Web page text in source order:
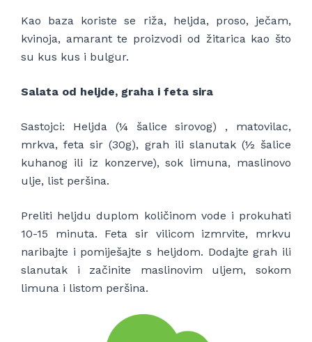
Kao baza koriste se riža, heljda, proso, ječam,
kvinoja, amarant te proizvodi od žitarica kao što
su kus kus i bulgur.
Salata od heljde, graha i feta sira
Sastojci: Heljda (¼ šalice sirovog) , matovilac,
mrkva, feta sir (30g), grah ili slanutak (½ šalice
kuhanog ili iz konzerve), sok limuna, maslinovo
ulje, list peršina.
Preliti heljdu duplom količinom vode i prokuhati
10-15 minuta. Feta sir vilicom izmrvite, mrkvu
naribajte i pomiješajte s heljdom. Dodajte grah ili
slanutak i začinite maslinovim uljem, sokom
limuna i listom peršina.